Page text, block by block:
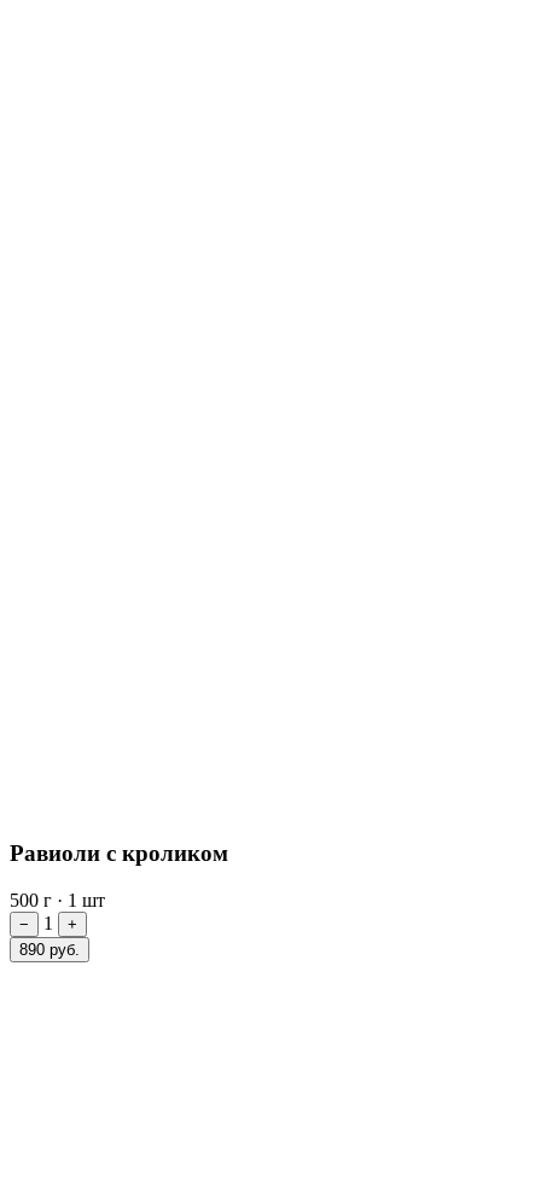
Равиоли с кроликом
500 г · 1 шт
− 1
+
890 руб.